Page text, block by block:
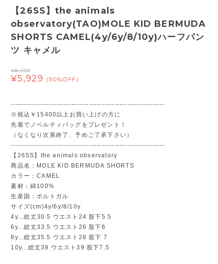
【26SS】the animals
observatory(TAO)MOLE KID BERMUDA
SHORTS CAMEL(4y/6y/8/10y)ハーフパン
ツ キャメル
¥8,470
¥5,929 (30%OFF)
-------------------------------------------------------------
※税込￥15400以上お買い上げの方に
先着でノベルティバッグをプレゼント！
（なくなり次第終了、予めご了承下さい）
-------------------------------------------------------------
【26SS】the animals observatory
商品名：MOLE KID BERMUDA SHORTS
カラー：CAMEL
素材：綿100%
生産国：ポルトガル
サイズ(cm)4y/6y/8/10y
4y...総丈30.5 ウエスト24 股下5.5
6y...総丈33.5 ウエスト26 股下6
8y...総丈35.5 ウエスト28 股下 7
10y...総丈39 ウエスト39 股下7.5